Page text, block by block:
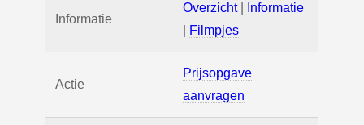
Informatie
Overzicht|
Informatie
Filmpjes
Actie
Prijsopgave
aanvragen